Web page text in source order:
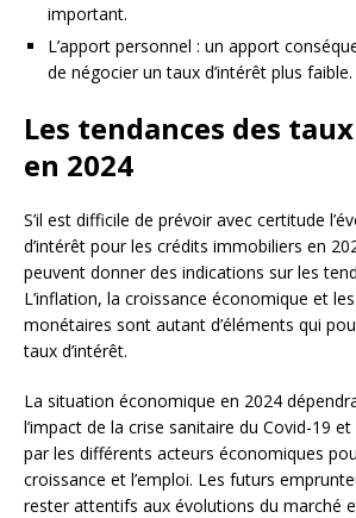
important.
L’apport personnel : un apport
de négocier un taux d’intérêt plus faible.
Les tendances des
en 2024
S’il est difficile de prévoir avec certitude
d’intérêt pour les crédits immobiliers en
peuvent donner des indications sur les
L’inflation, la croissance économique et
monétaires sont autant d’éléments qui
taux d’intérêt.
La situation économique en 2024
l’impact de la crise sanitaire du Covid-19
par les différents acteurs économiques
croissance et l’emploi. Les futurs
rester attentifs aux évolutions du marché